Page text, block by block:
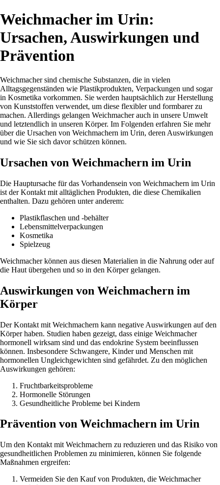
Weichmacher im Urin:
Ursachen, Auswirkungen und
Prävention
Weichmacher sind chemische Substanzen, die in vielen
Alltagsgegenständen wie Plastikprodukten, Verpackungen und sogar
in Kosmetika vorkommen. Sie werden hauptsächlich zur Herstellung
von Kunststoffen verwendet, um diese flexibler und formbarer zu
machen. Allerdings gelangen Weichmacher auch in unsere Umwelt
und letztendlich in unseren Körper. Im Folgenden erfahren Sie mehr
über die Ursachen von Weichmachern im Urin, deren Auswirkungen
und wie Sie sich davor schützen können.
Ursachen von Weichmachern im Urin
Die Hauptursache für das Vorhandensein von Weichmachern im Urin
ist der Kontakt mit alltäglichen Produkten, die diese Chemikalien
enthalten. Dazu gehören unter anderem:
Plastikflaschen und -behälter
Lebensmittelverpackungen
Kosmetika
Spielzeug
Weichmacher können aus diesen Materialien in die Nahrung oder auf
die Haut übergehen und so in den Körper gelangen.
Auswirkungen von Weichmachern im
Körper
Der Kontakt mit Weichmachern kann negative Auswirkungen auf den
Körper haben. Studien haben gezeigt, dass einige Weichmacher
hormonell wirksam sind und das endokrine System beeinflussen
können. Insbesondere Schwangere, Kinder und Menschen mit
hormonellen Ungleichgewichten sind gefährdet. Zu den möglichen
Auswirkungen gehören:
Fruchtbarkeitsprobleme
Hormonelle Störungen
Gesundheitliche Probleme bei Kindern
Prävention von Weichmachern im Urin
Um den Kontakt mit Weichmachern zu reduzieren und das Risiko von
gesundheitlichen Problemen zu minimieren, können Sie folgende
Maßnahmen ergreifen:
Vermeiden Sie den Kauf von Produkten, die Weichmacher